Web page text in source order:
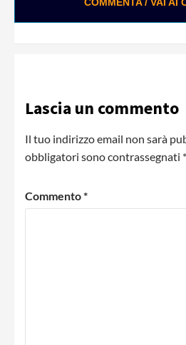
Lascia un commento
Il tuo indirizzo email non sarà
obbligatori sono contrassegnati *
Commento*